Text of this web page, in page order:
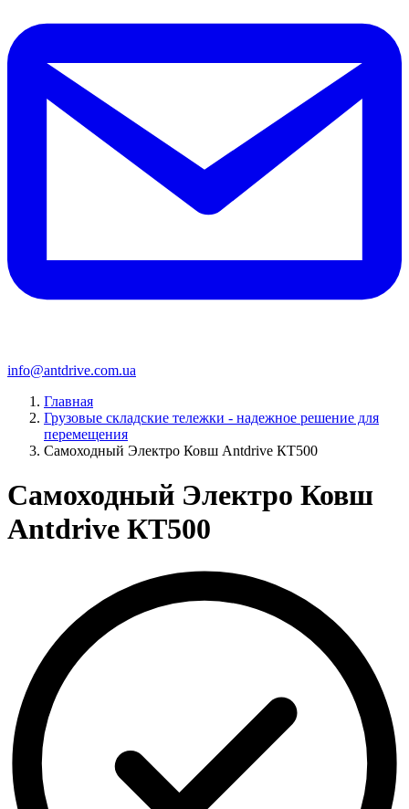
info@antdrive.com.ua
Главная
Грузовые складские тележки - надежное решение для
перемещения
Самоходный Электро Ковш Antdrive КТ500
Самоходный Электро Ковш
Antdrive КТ500